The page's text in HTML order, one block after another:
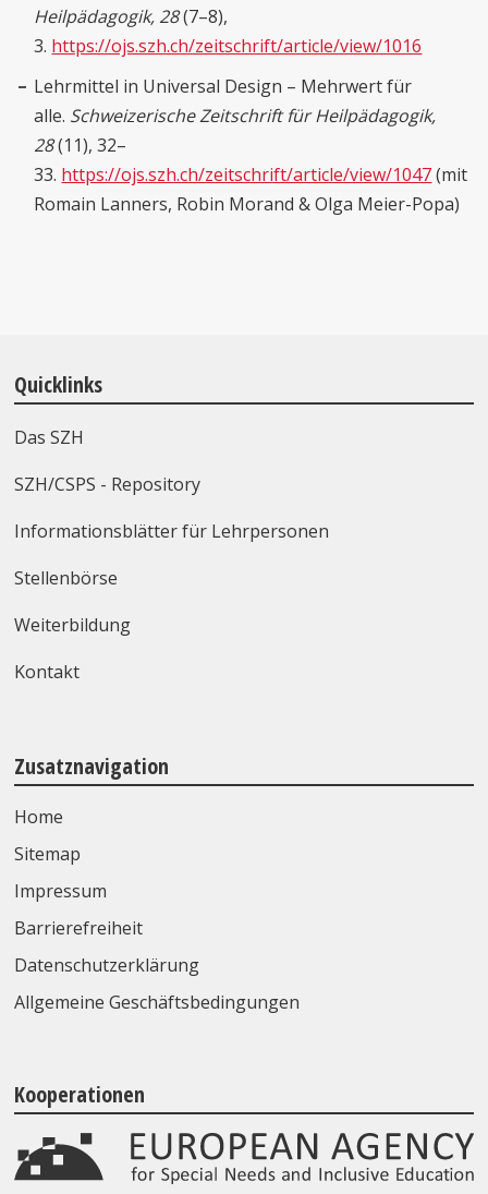
Heilpädagogik, 28(7–8),
3. https://ojs.szh.ch/zeitschrift/article/view/1016
Lehrmittel in Universal Design – Mehrwert für
alle. Schweizerische Zeitschrift für Heilpädagogik,
28(11), 32–
33. https://ojs.szh.ch/zeitschrift/article/view/1047(mit
Romain Lanners, Robin Morand & Olga Meier-Popa)
Quicklinks
Das SZH
SZH/CSPS - Repository
Informationsblätter für Lehrpersonen
Stellenbörse
Weiterbildung
Kontakt
Zusatznavigation
Home
Sitemap
Impressum
Barrierefreiheit
Datenschutzerklärung
Allgemeine Geschäftsbedingungen
Kooperationen